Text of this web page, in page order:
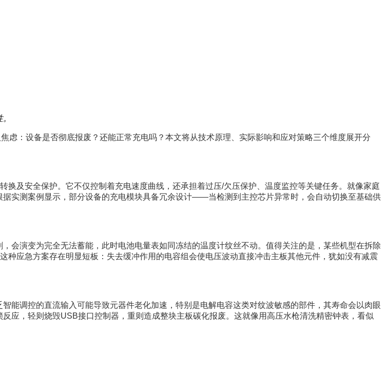
虑：设备是否彻底报废？还能正常充电吗？本文将从技术原理、实际影响和应对策略三个维度展开分
换及安全保护。它不仅控制着充电速度曲线，还承担着过压/欠压保护、温度监控等关键任务。就像家庭
实测案例显示，部分设备的充电模块具备冗余设计——当检测到主控芯片异常时，会自动切换至基础供
会演变为完全无法蓄能，此时电池电量表如同冻结的温度计纹丝不动。值得关注的是，某些机型在拆除
种应急方案存在明显短板：失去缓冲作用的电容组会使电压波动直接冲击主板其他元件，犹如没有减震
能调控的直流输入可能导致元器件老化加速，特别是电解电容这类对纹波敏感的部件，其寿命会以肉眼
应，轻则烧毁USB接口控制器，重则造成整块主板碳化报废。这就像用高压水枪清洗精密钟表，看似